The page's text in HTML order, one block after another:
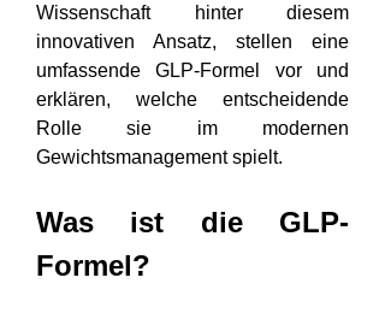
Wissenschaft hinter diesem
innovativen Ansatz, stellen eine
umfassende GLP-Formel vor und
erklären, welche entscheidende
Rolle sie im modernen
Gewichtsmanagement spielt.
Was ist die GLP-
Formel?